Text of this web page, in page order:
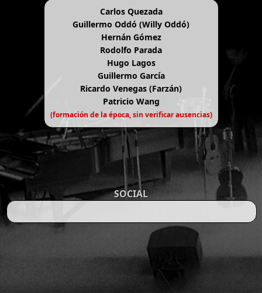
Carlos Quezada
Guillermo Oddó (Willy Oddó)
Hernán Gómez
Rodolfo Parada
Hugo Lagos
Guillermo García
Ricardo Venegas (Farzán)
Patricio Wang
(formación de la época, sin verificar ausencias)
SOCIAL